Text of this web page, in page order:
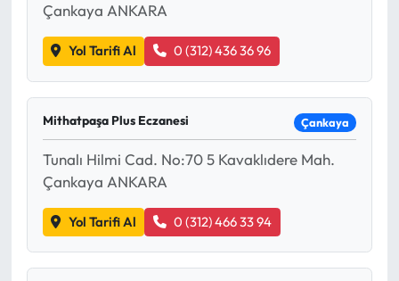
Çankaya ANKARA
Yol Tarifi Al 0 (312) 436 36 96
Mithatpaşa Plus Eczanesi Çankaya
Tunalı Hilmi Cad. No:70 5 Kavaklıdere Mah.
Çankaya ANKARA
Yol Tarifi Al 0 (312) 466 33 94